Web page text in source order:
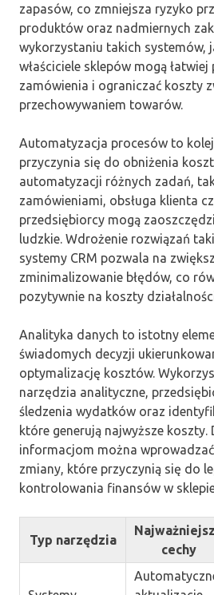
zapasów, co zmniejsza ryzyko
produktów oraz nadmiernych
wykorzystaniu takich systemów,
właściciele sklepów mogą łatwiej
zamówienia i ograniczać koszty
przechowywaniem towarów.
Automatyzacja procesów to
przyczynia się do obniżenia
automatyzacji różnych zadań,
zamówieniami, obsługa klienta
przedsiębiorcy mogą
ludzkie. Wdrożenie rozwiązań
systemy CRM pozwala na
zminimalizowanie błędów, co
pozytywnie na koszty
Analityka danych to istotny
świadomych decyzji
optymalizację kosztów.
narzędzia analityczne,
śledzenia wydatków oraz
które generują najwyższe koszty.
informacjom można
zmiany, które przyczynią się do
kontrolowania finansów w
Typ narzędzia
cechy